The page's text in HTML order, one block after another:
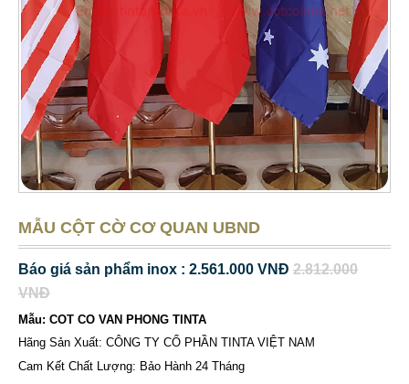
MẪU CỘT CỜ CƠ QUAN UBND
Báo giá sản phẩm inox : 2.561.000 VNĐ 2.812.000
VNĐ
Mẫu: COT CO VAN PHONG TINTA
Hãng Sản Xuất: CÔNG TY CỔ PHẦN TINTA VIỆT NAM
Cam Kết Chất Lượng: Bảo Hành 24 Tháng